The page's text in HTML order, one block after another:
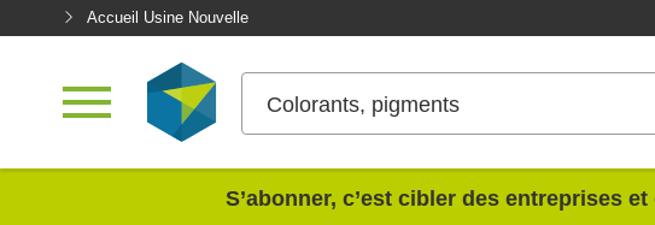
Accueil Usine Nouvelle
Colorants, pigments
S’abonner, c’est cibler des entreprises